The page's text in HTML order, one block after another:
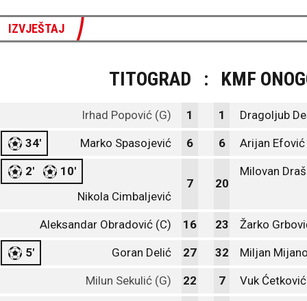
IZVJEŠTAJ
TITOGRAD : KMF
Irhad Popović (G) 1 1 Dragoljub
34' Marko Spasojević 6 6 Arijan Efović
2'
10'
Nikola Cimbaljević
7 20
Milovan
Aleksandar Obradović (C) 16 23 Žarko
5' Goran Delić 27 32 Miljan
Milun Sekulić (G) 22 7 Vuk Ćetković